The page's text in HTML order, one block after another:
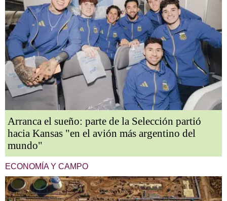
Arranca el sueño: parte de la Selección partió
hacia Kansas "en el avión más argentino del
mundo"
ECONOMÍA Y CAMPO